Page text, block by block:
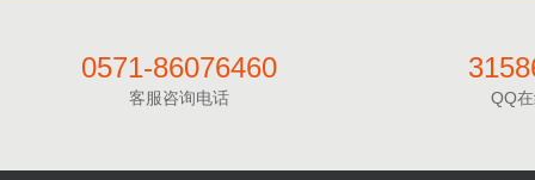
0571-86076460
客服咨询电话 QQ